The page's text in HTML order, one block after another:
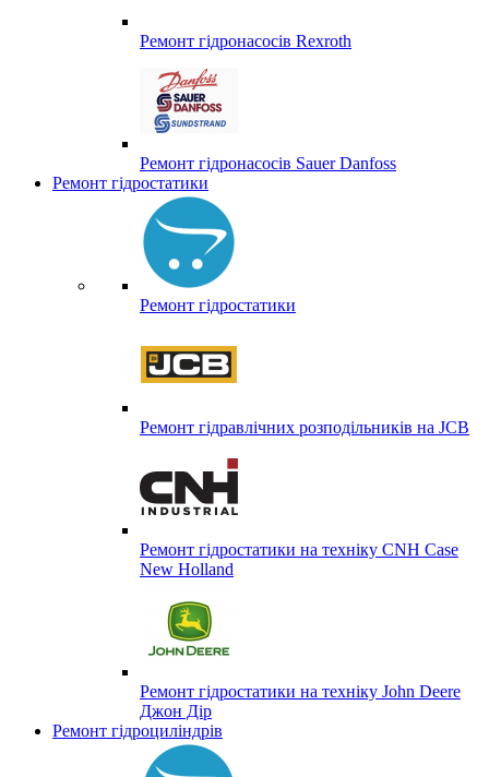
Ремонт гідронасосів Rexroth
Ремонт гідронасосів Sauer Danfoss
Ремонт гідростатики
Ремонт гідростатики
Ремонт гідравлічних розподільників на JCB
Ремонт гідростатики на техніку CNH Case
New Holland
Ремонт гідростатики на техніку John Deere
Джон Дір
Ремонт гідроциліндрів